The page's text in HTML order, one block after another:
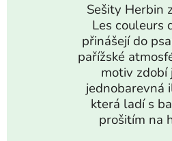
Sešity Herbin
Les couleurs
přinášejí do
pařížské
motiv zdobí
jednobarevná
která ladí s
prošitím na